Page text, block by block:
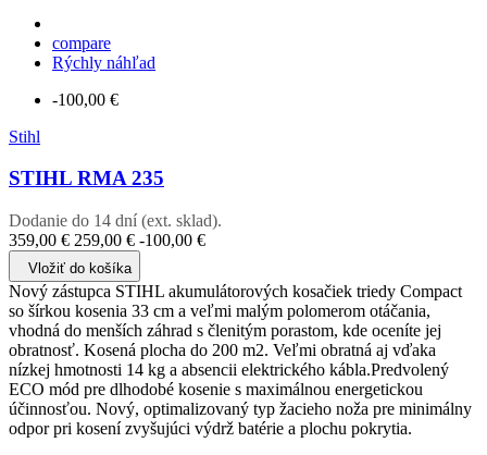
compare
Rýchly náhľad
-100,00 €
Stihl
STIHL RMA 235
Dodanie do 14 dní (ext. sklad).
359,00 € 259,00 € -100,00 €
Vložiť do košíka
Nový zástupca STIHL akumulátorových kosačiek triedy Compact
so šírkou kosenia 33 cm a veľmi malým polomerom otáčania,
vhodná do menších záhrad s členitým porastom, kde oceníte jej
obratnosť. Kosená plocha do 200 m2. Veľmi obratná aj vďaka
nízkej hmotnosti 14 kg a absencii elektrického kábla.Predvolený
ECO mód pre dlhodobé kosenie s maximálnou energetickou
účinnosťou. Nový, optimalizovaný typ žacieho noža pre minimálny
odpor pri kosení zvyšujúci výdrž batérie a plochu pokrytia.